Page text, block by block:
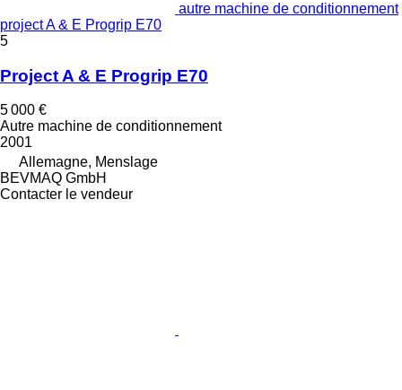
autre machine de conditionnement
project A & E Progrip E70
5
Project A & E Progrip E70
5 000 €
Autre machine de conditionnement
2001
Allemagne, Menslage
BEVMAQ GmbH
Contacter le vendeur